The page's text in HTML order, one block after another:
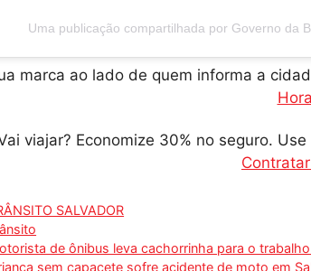
Uma publicação compartilhada por Governo da
marca ao lado de quem informa a
viajar? Economize 30% no seguro. Use
SALVADOR
de ônibus leva cachorrinha para o
sem capacete sofre acidente de moto em